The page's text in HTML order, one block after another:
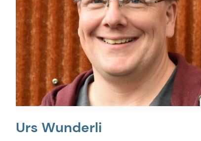
Urs Wunderli